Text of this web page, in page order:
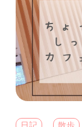
日記 散歩